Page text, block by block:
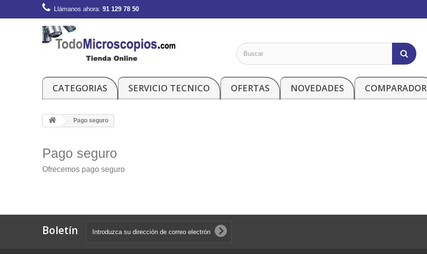
Llámanos ahora: 91 129 78 50
CATEGORIAS SERVICIO TECNICO OFERTAS NOVEDADES COMPARADOR
Pago seguro
Pago seguro
Ofrecemos pago seguro
Boletín